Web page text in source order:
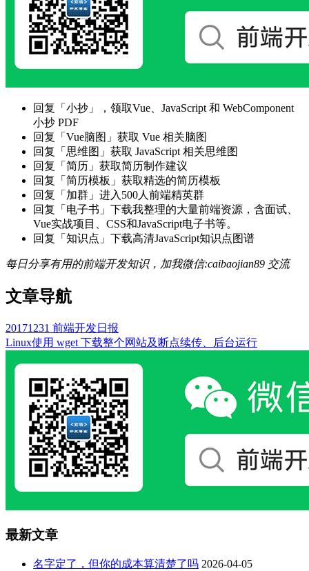
回复「小抄」，领取Vue、JavaScript 和 WebComponent
小抄 PDF
回复「Vue脑图」获取 Vue 相关脑图
回复「思维图」获取 JavaScript 相关思维图
回复「简历」获取简历制作建议
回复「简历模板」获取精选的简历模板
回复「加群」进入500人前端精英群
回复「电子书」下载我整理的大量前端资源，含面试、
Vue实战项目、CSS和JavaScript电子书等。
回复「知识点」下载高清JavaScript知识点图谱
每日分享有用的前端开发知识，加我微信:caibaojian89 交流
文章导航
20171231 前端开发日报
Linux使用 wget 下载整个网站及断点续传、后台运行
最新文章
名字定了，但你的成本算清楚了吗 2026-04-05